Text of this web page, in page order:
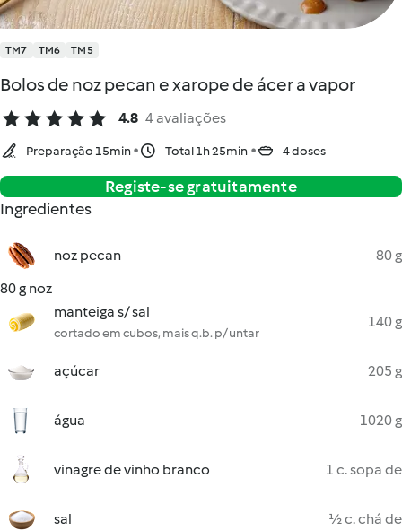
TM7 TM6 TM5
Bolos de noz pecan e xarope de ácer a vapor
4.8 4 avaliações
Preparação 15min Total 1h 25min 4 doses
Registe-se gratuitamente
Ingredientes
noz pecan
80 g
80 g noz
manteiga s/ sal
cortado em cubos, mais q.b. p/ untar
140 g
açúcar 205 g
água 1020 g
vinagre de vinho branco 1 c. sopa de
sal ½ c. chá de